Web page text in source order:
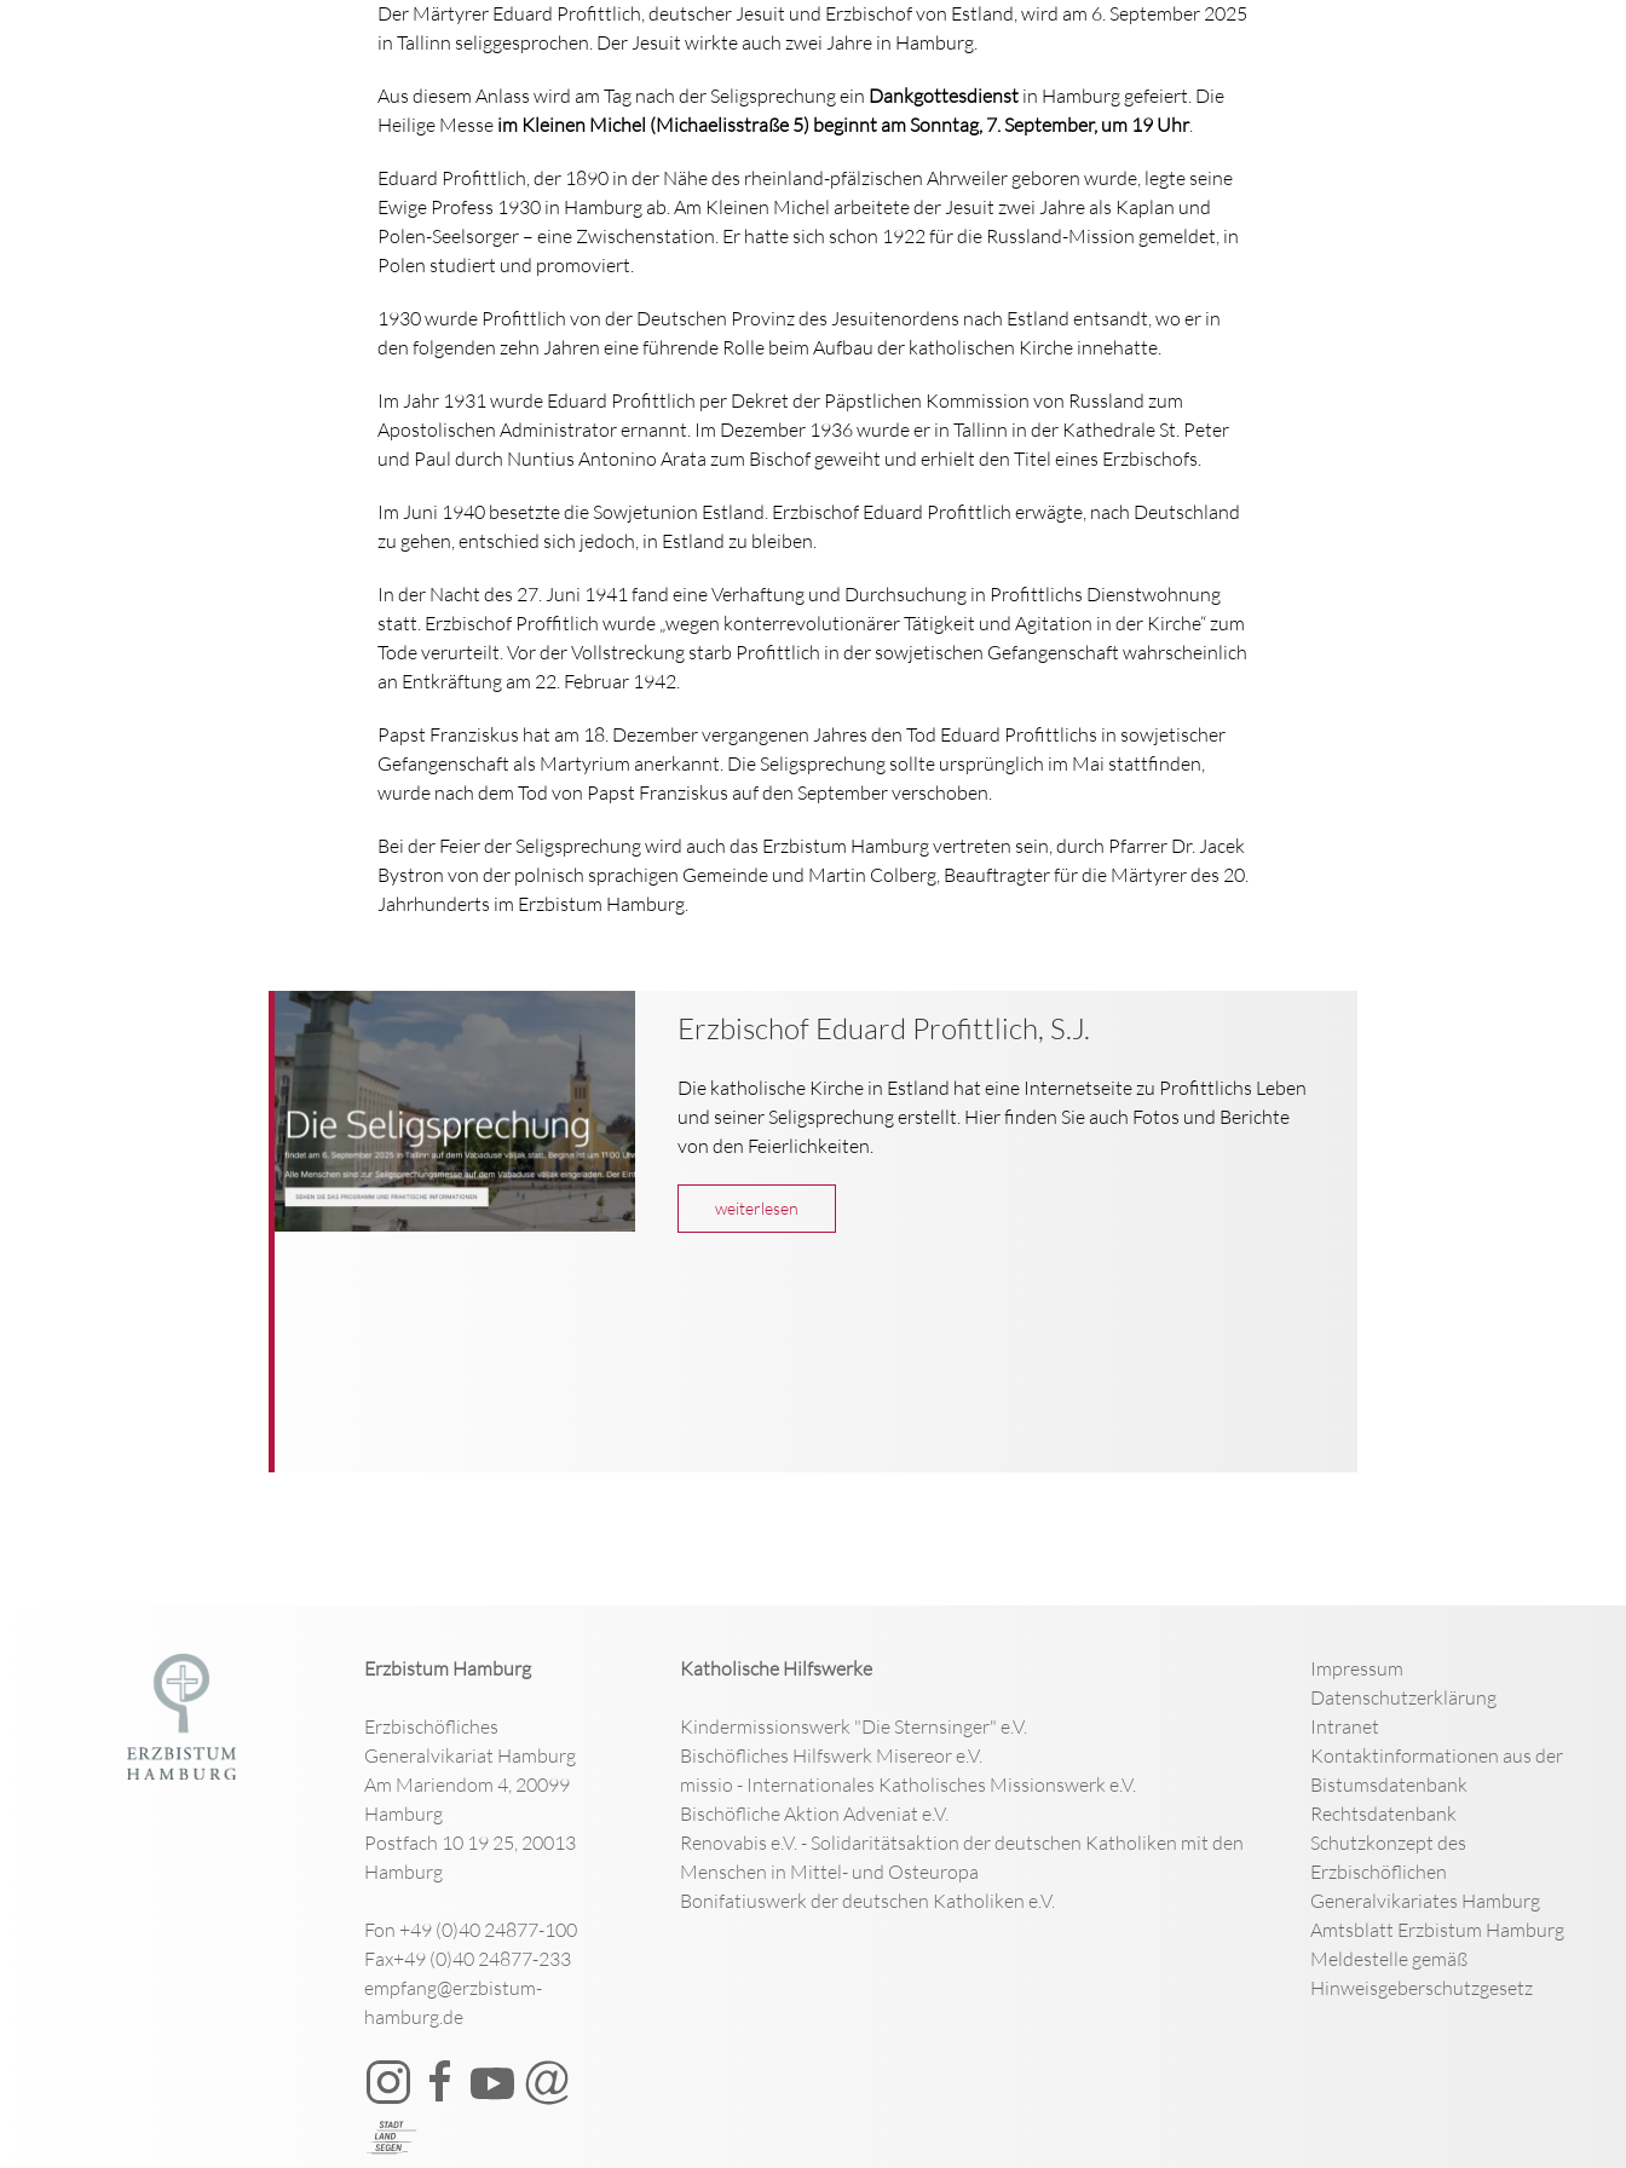
Der Märtyrer Eduard Profittlich, deutscher Jesuit und Erzbischof von Estland, wird am 6. September 2025
in Tallinn seliggesprochen. Der Jesuit wirkte auch zwei Jahre in Hamburg.
Aus diesem Anlass wird am Tag nach der Seligsprechung ein Dankgottesdienst in Hamburg gefeiert. Die
Heilige Messe im Kleinen Michel (Michaelisstraße 5) beginnt am Sonntag, 7. September, um 19 Uhr.
Eduard Profittlich, der 1890 in der Nähe des rheinland-pfälzischen Ahrweiler geboren wurde, legte seine
Ewige Profess 1930 in Hamburg ab. Am Kleinen Michel arbeitete der Jesuit zwei Jahre als Kaplan und
Polen-Seelsorger – eine Zwischenstation. Er hatte sich schon 1922 für die Russland-Mission gemeldet, in
Polen studiert und promoviert.
1930 wurde Profittlich von der Deutschen Provinz des Jesuitenordens nach Estland entsandt, wo er in
den folgenden zehn Jahren eine führende Rolle beim Aufbau der katholischen Kirche innehatte.
Im Jahr 1931 wurde Eduard Profittlich per Dekret der Päpstlichen Kommission von Russland zum
Apostolischen Administrator ernannt. Im Dezember 1936 wurde er in Tallinn in der Kathedrale St. Peter
und Paul durch Nuntius Antonino Arata zum Bischof geweiht und erhielt den Titel eines Erzbischofs.
Im Juni 1940 besetzte die Sowjetunion Estland. Erzbischof Eduard Profittlich erwägte, nach Deutschland
zu gehen, entschied sich jedoch, in Estland zu bleiben.
In der Nacht des 27. Juni 1941 fand eine Verhaftung und Durchsuchung in Profittlichs Dienstwohnung
statt. Erzbischof Proffitlich wurde „wegen konterrevolutionärer Tätigkeit und Agitation in der Kirche“ zum
Tode verurteilt. Vor der Vollstreckung starb Profittlich in der sowjetischen Gefangenschaft wahrscheinlich
an Entkräftung am 22. Februar 1942.
Papst Franziskus hat am 18. Dezember vergangenen Jahres den Tod Eduard Profittlichs in sowjetischer
Gefangenschaft als Martyrium anerkannt. Die Seligsprechung sollte ursprünglich im Mai stattfinden,
wurde nach dem Tod von Papst Franziskus auf den September verschoben.
Bei der Feier der Seligsprechung wird auch das Erzbistum Hamburg vertreten sein, durch Pfarrer Dr. Jacek
Bystron von der polnisch sprachigen Gemeinde und Martin Colberg, Beauftragter für die Märtyrer des 20.
Jahrhunderts im Erzbistum Hamburg.
Erzbischof Eduard Profittlich, S.J.
Die katholische Kirche in Estland hat eine Internetseite zu Profittlichs Leben
und seiner Seligsprechung erstellt. Hier finden Sie auch Fotos und Berichte
von den Feierlichkeiten.
weiterlesen
Erzbistum Hamburg
Erzbischöfliches
Generalvikariat Hamburg
Am Mariendom 4, 20099
Hamburg
Postfach 10 19 25, 20013
Hamburg
Fon +49 (0)40 24877-100
Fax+49 (0)40 24877-233
empfang@erzbistum-
hamburg.de
Katholische Hilfswerke
Kindermissionswerk "Die Sternsinger" e.V.
Bischöfliches Hilfswerk Misereor e.V.
missio - Internationales Katholisches Missionswerk e.V.
Bischöfliche Aktion Adveniat e.V.
Renovabis e.V. - Solidaritätsaktion der deutschen Katholiken mit den
Menschen in Mittel- und Osteuropa
Bonifatiuswerk der deutschen Katholiken e.V.
Impressum
Datenschutzerklärung
Intranet
Kontaktinformationen aus der
Bistumsdatenbank
Rechtsdatenbank
Schutzkonzept des
Erzbischöflichen
Generalvikariates Hamburg
Amtsblatt Erzbistum Hamburg
Meldestelle gemäß
Hinweisgeberschutzgesetz